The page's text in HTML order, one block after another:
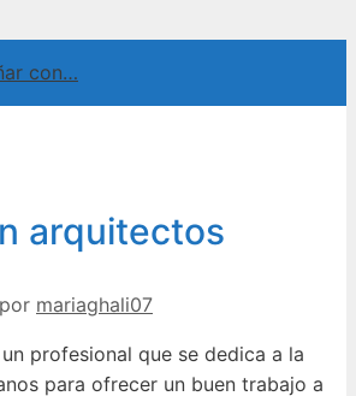
arquitectos
por mariaghali07
profesional que se dedica a la
para ofrecer un buen trabajo a